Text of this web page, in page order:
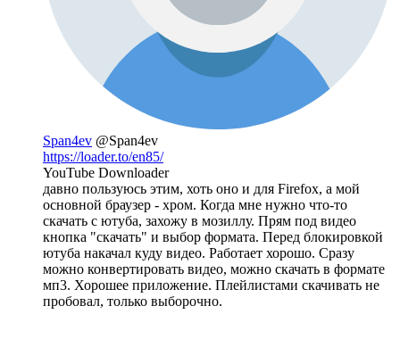
Span4ev @Span4ev
https://loader.to/en85/
YouTube Downloader
давно пользуюсь этим, хоть оно и для Firefox, а мой
основной браузер - хром. Когда мне нужно что-то
скачать с ютуба, захожу в мозиллу. Прям под видео
кнопка "скачать" и выбор формата. Перед блокировкой
ютуба накачал куду видео. Работает хорошо. Сразу
можно конвертировать видео, можно скачать в формате
мп3. Хорошее приложение. Плейлистами скачивать не
пробовал, только выборочно.